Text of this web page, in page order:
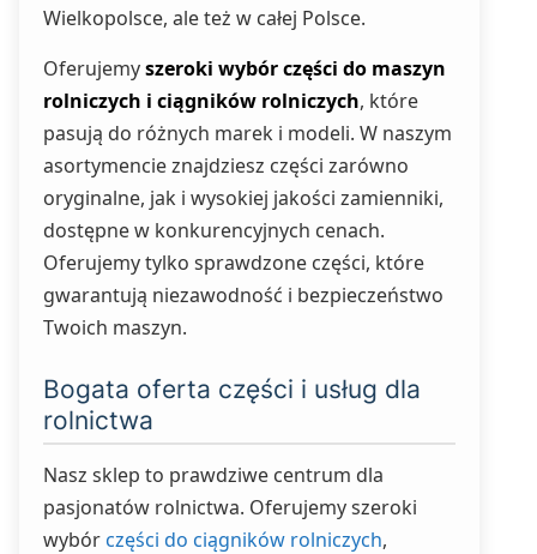
Wielkopolsce, ale też w całej Polsce.
Oferujemyszeroki wybór części do maszyn
rolniczych i ciągników rolniczych, które
pasują do różnych marek i modeli. W naszym
asortymencie znajdziesz części zarówno
oryginalne, jak i wysokiej jakości zamienniki,
dostępne w konkurencyjnych cenach.
Oferujemy tylko sprawdzone części, które
gwarantują niezawodność i bezpieczeństwo
Twoich maszyn.
Bogata oferta części i usług dla
rolnictwa
Nasz sklep to prawdziwe centrum dla
pasjonatów rolnictwa. Oferujemy szeroki
wybór części do ciągników rolniczych,